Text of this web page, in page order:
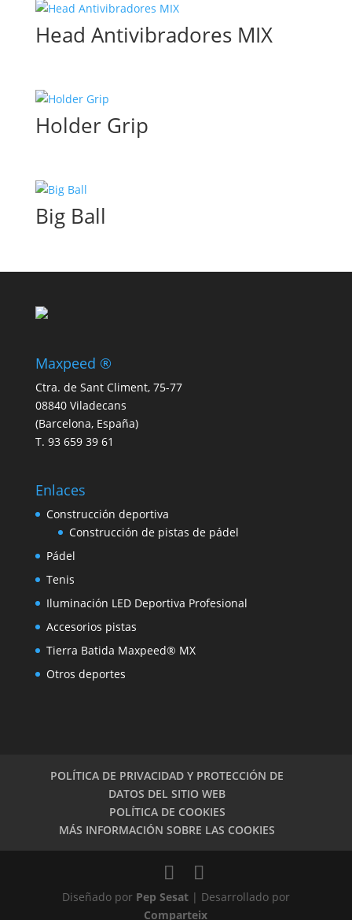
Head Antivibradores MIX
Holder Grip
Big Ball
Maxpeed ®
Ctra. de Sant Climent, 75-77
08840 Viladecans
(Barcelona, España)
T. 93 659 39 61
Enlaces
Construcción deportiva
Construcción de pistas de pádel
Pádel
Tenis
Iluminación LED Deportiva Profesional
Accesorios pistas
Tierra Batida Maxpeed® MX
Otros deportes
POLÍTICA DE PRIVACIDAD Y PROTECCIÓN DE
DATOS DEL SITIO WEB
POLÍTICA DE COOKIES
MÁS INFORMACIÓN SOBRE LAS COOKIES
Diseñado por Pep Sesat| Desarrollado por
Comparteix